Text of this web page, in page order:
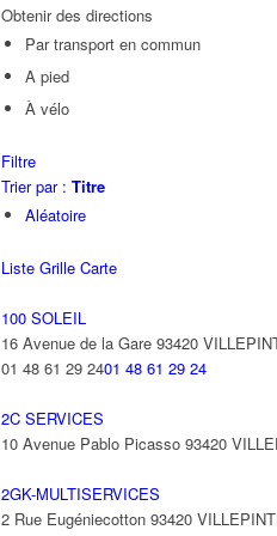
Obtenir des directions
Par transport en commun
A pied
À vélo
Filtre
Trier par : Titre
Aléatoire
Liste Grille Carte
100 SOLEIL
16 Avenue de la Gare 93420
01 48 61 29 2401 48 61 29 24
2C SERVICES
10 Avenue Pablo Picasso 93420
2GK-MULTISERVICES
2 Rue Eugéniecotton 93420